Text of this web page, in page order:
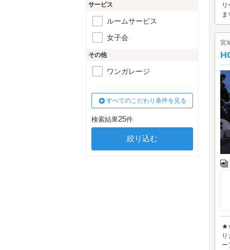
ま
宮
ー
サービス
ルームサービス
女子会
その他
ワンガレージ
すべてのこだわり条件を見る
検索結果25件